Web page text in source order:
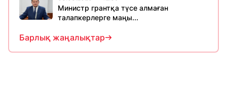
Министр грантқа түсе алмаған
талапкерлерге маңы...
Барлық жаңалықтар